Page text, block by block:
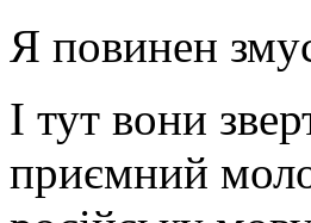
Я повинен
І тут вони
приємний